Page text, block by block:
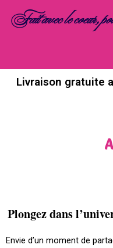
Fait avec le coeur,
Livraison gratuite
Plongez dans
Envie d’un moment de